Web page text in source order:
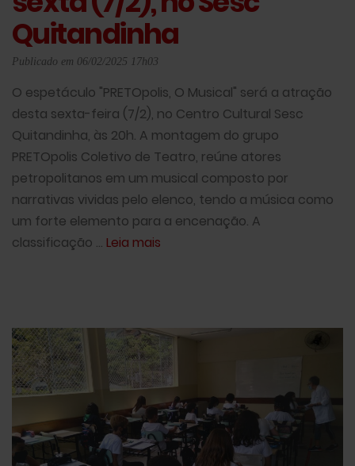
Quitandinha
Publicado em 06/02/2025 17h03
O espetáculo "PRETOpolis, O Musical" será a atração
desta sexta-feira (7/2), no Centro Cultural Sesc
Quitandinha, às 20h. A montagem do grupo
PRETOpolis Coletivo de Teatro, reúne atores
petropolitanos em um musical composto por
narrativas vividas pelo elenco, tendo a música como
um forte elemento para a encenação. A
classificação ... Leia mais